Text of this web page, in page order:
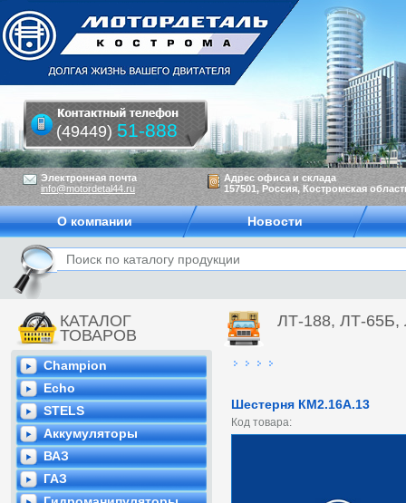
КАТАЛОГ
ТОВАРОВ
Champion
Echo
STELS
Аккумуляторы
ВАЗ
ГАЗ
ЛТ-188, ЛТ-65Б,
Шестерня КМ2.16А.13
Код товара:
Электронная почта
info@motordetal44.ru
Адрес офиса и склада
157501, Россия, Костромская
(49449) 51-888
О компании Новости